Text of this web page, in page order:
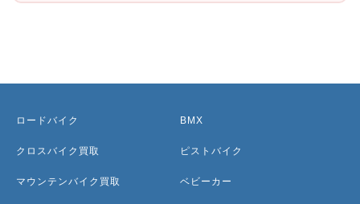
ロードバイク
クロスバイク買取
マウンテンバイク買取
BMX
ピストバイク
ベビーカー